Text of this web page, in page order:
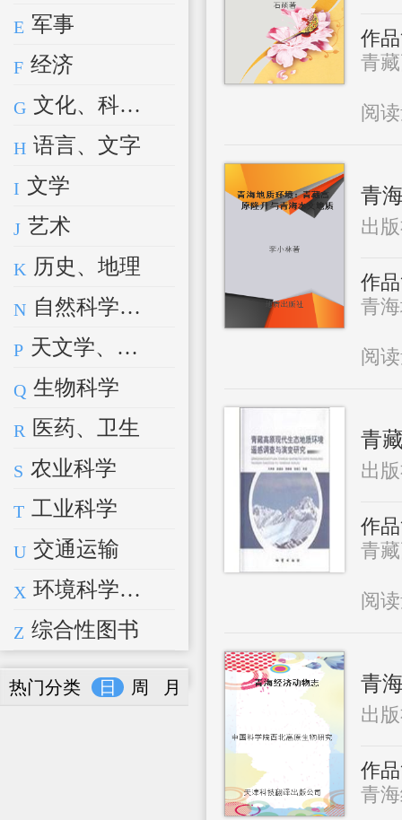
E 军事
F 经济
G 文化、科学、教育、体育
H 语言、文字
I 文学
J 艺术
K 历史、地理
N 自然科学总论
P 天文学、地球科学
Q 生物科学
R 医药、卫生
S 农业科学
T 工业科学
U 交通运输
X 环境科学、安全科学
Z 综合性图书
热门分类 日 周 月
作
青
阅
青
出
作
青
阅
青
出
作
青
阅
青
出
作
青